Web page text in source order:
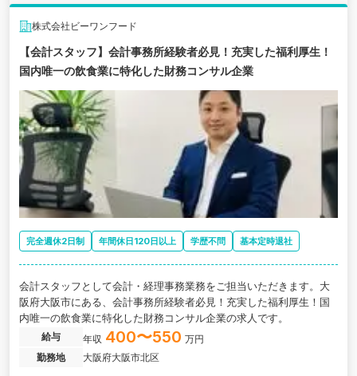
株式会社ビーワンフード
【会計スタッフ】会計事務所経験者必見！充実した福利厚生！
国内唯一の飲食業に特化した財務コンサル企業
完全週休2日制 年間休日120日以上 学歴不問 基本定時退社
会計スタッフとして会計・経理事務業務をご担当いただきます。大
阪府大阪市にある、会計事務所経験者必見！充実した福利厚生！国
内唯一の飲食業に特化した財務コンサル企業の求人です。
給与 年収 400〜550 万円
勤務地
大阪府大阪市北区